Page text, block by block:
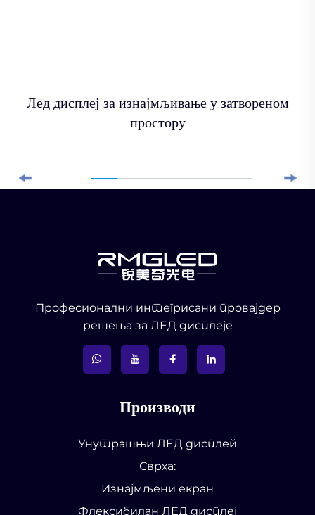
Лед дисплеј за изнајмљивање у затвореном
простору
Професионални интегрисани провајдер
решења за ЛЕД дисплеје
Производи
Унутрашњи ЛЕД дисплей
Сврха:
Изнајмљени екран
Флексибилан ЛЕД дисплеј